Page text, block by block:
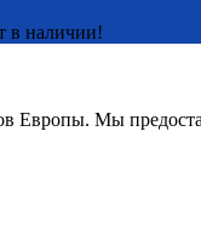
в наличии!
Европы. Мы